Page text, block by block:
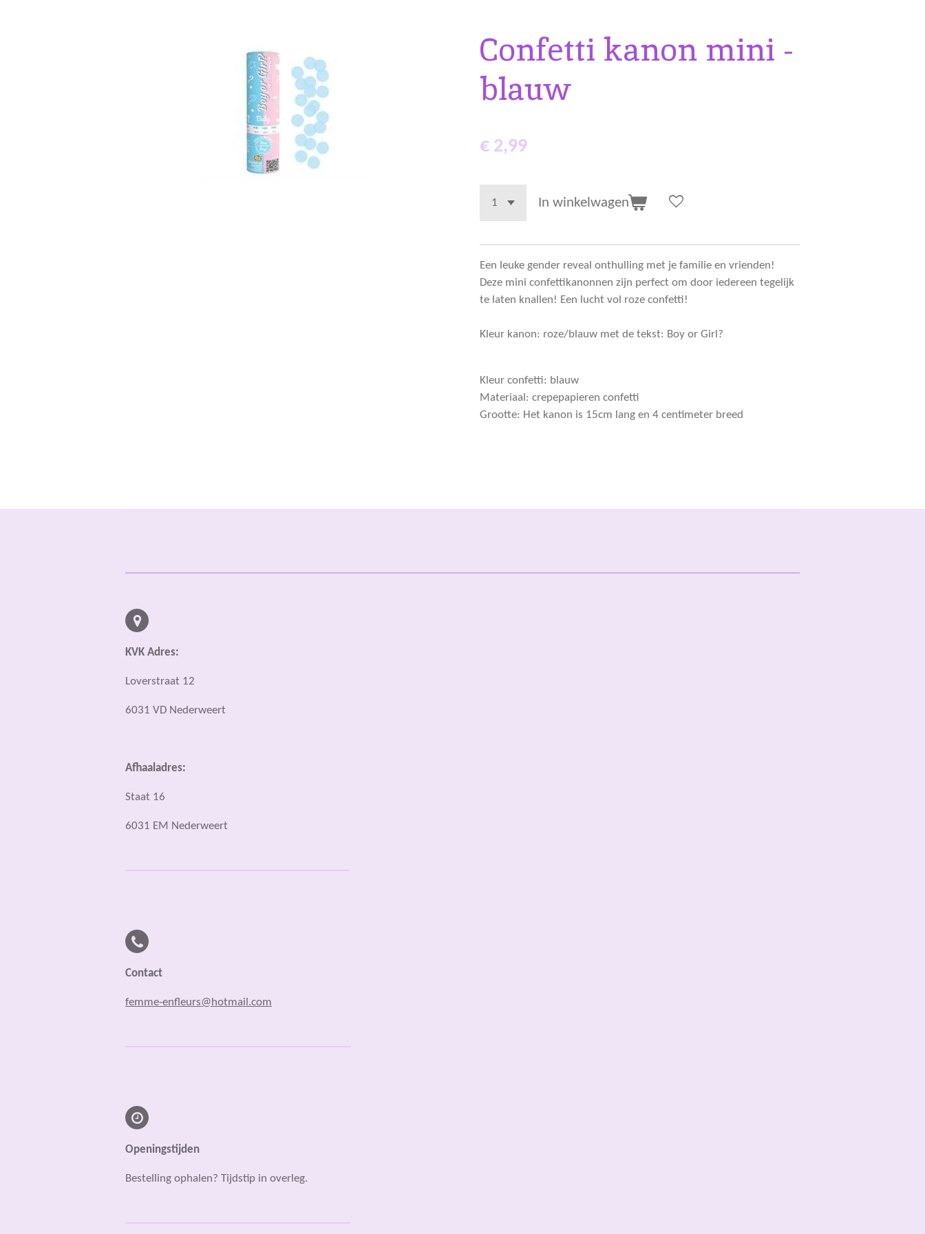
Confetti kanon mini -
blauw
€ 2,99
In winkelwagen
Een leuke gender reveal onthulling met je familie en vrienden!
Deze mini confettikanonnen zijn perfect om door iedereen tegelijk
te laten knallen! Een lucht vol roze confetti!
Kleur kanon: roze/blauw met de tekst: Boy or Girl?
Kleur confetti: blauw
Materiaal: crepepapieren confetti
Grootte: Het kanon is 15cm lang en 4 centimeter breed
KVK Adres:
Loverstraat 12
6031 VD Nederweert
Afhaaladres:
Staat 16
6031 EM Nederweert
Contact
femme-enfleurs@hotmail.com
Openingstijden
Bestelling ophalen? Tijdstip in overleg.